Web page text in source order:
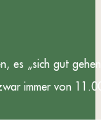
es „sich gut
immer von